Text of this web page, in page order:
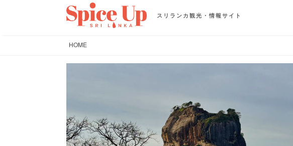
スリランカ観光・情報サイト
HOME